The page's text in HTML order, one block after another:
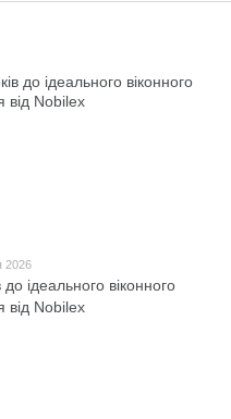
2026
до ідеального віконного
від Nobilex